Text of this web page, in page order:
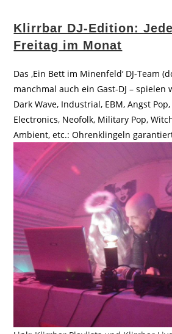
Klirrbar DJ-Edition:
Freitag im Monat
Das ‚Ein Bett im Minenfeld‘ DJ-Team
manchmal auch ein Gast-DJ –
Dark Wave, Industrial, EBM, Angst
Electronics, Neofolk, Military Pop,
Ambient, etc.: Ohrenklingeln